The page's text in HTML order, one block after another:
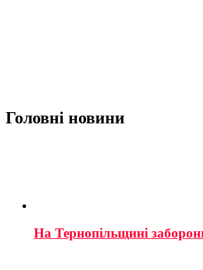
Головні новини
На Тернопільщині